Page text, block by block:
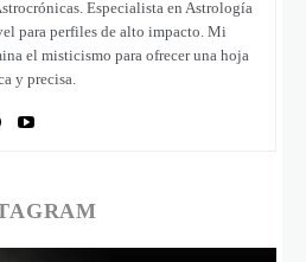
Especialista en Astrología
para perfiles de alto impacto. Mi
el misticismo para ofrecer una hoja
y precisa.